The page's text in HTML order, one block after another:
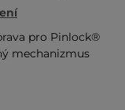
pro Pinlock®
mechanizmus